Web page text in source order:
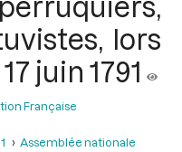
lors
juin 1791
Française
Assemblée nationale